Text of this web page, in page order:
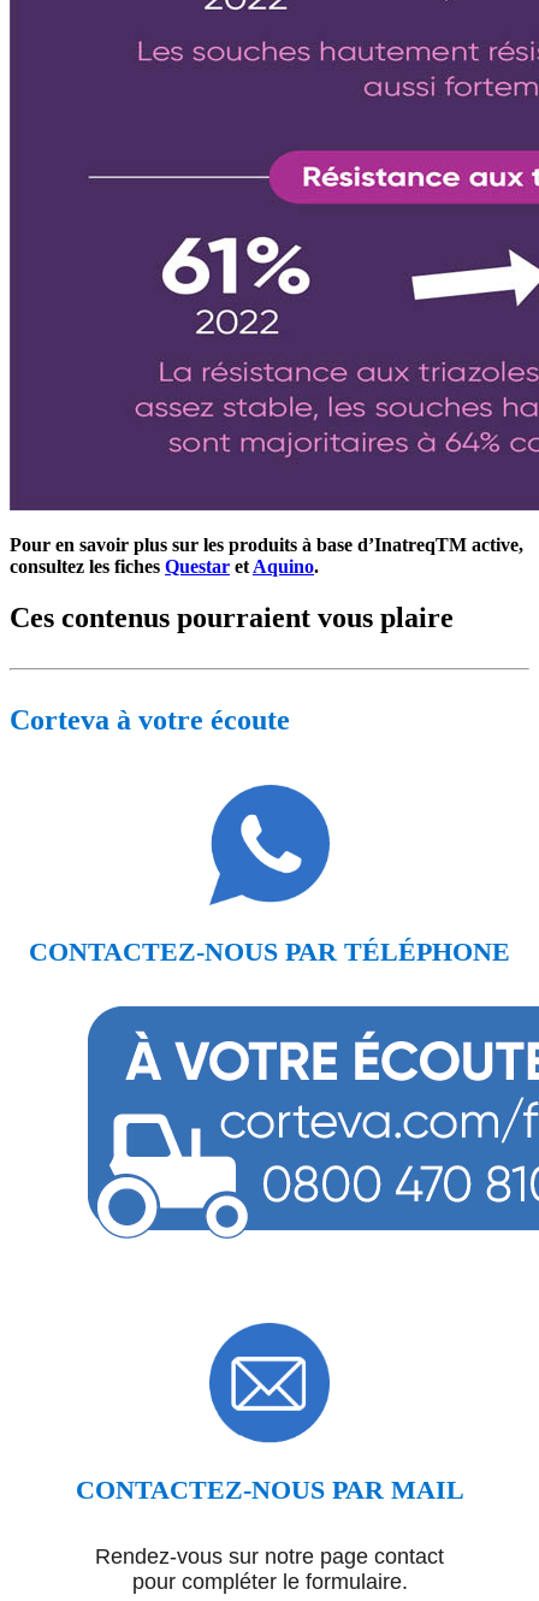
Pour en savoir plus sur les produits à base d’InatreqTM active,
consultez les fiches Questar etAquino.
Ces contenus pourraient vous plaire
Corteva à votre écoute
CONTACTEZ-NOUS PAR TÉLÉPHONE
CONTACTEZ-NOUS PAR MAIL
Rendez-vous sur notre page contact
pour compléter le formulaire.